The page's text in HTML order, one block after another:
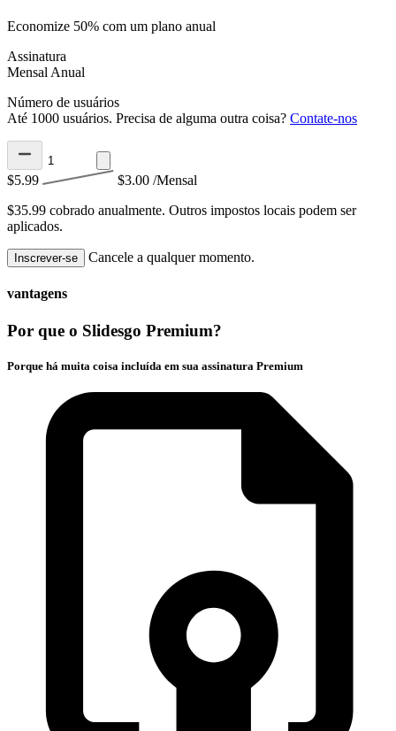
Economize 50% com um plano anual
Assinatura
Mensal Anual
Número de usuários
Até 1000 usuários. Precisa de alguma outra coisa? Contate-nos
$5.99 $3.00 /Mensal
$35.99 cobrado anualmente. Outros impostos locais podem ser
aplicados.
Inscrever-se Cancele a qualquer momento.
vantagens
Por que o Slidesgo Premium?
Porque há muita coisa incluída em sua assinatura Premium